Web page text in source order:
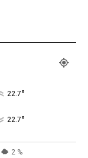
22.7°
22.7°
2 %